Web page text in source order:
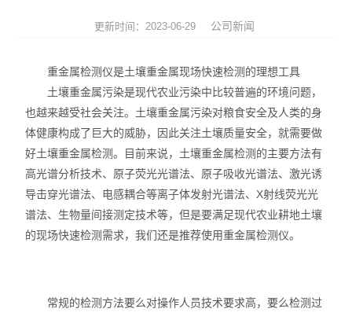
ROHS分析仪
卤素检测仪
环保检测仪
液相色谱仪
合金分析仪
更新时间：2023-06-29 公司新闻
重金属检测仪是土壤重金属现场快速检测的理想工具
土壤重金属污染是现代农业污染中比较普遍的环境问题，
也越来越受社会关注。土壤重金属污染对粮食安全及人类的身
体健康构成了巨大的威胁，因此关注土壤质量安全，就需要做
好土壤重金属检测。目前来说，土壤重金属检测的主要方法有
高光谱分析技术、原子荧光光谱法、原子吸收光谱法、激光诱
导击穿光谱法、电感耦合等离子体发射光谱法、X射线荧光光
谱法、生物量间接测定技术等，但是要满足现代农业耕地土壤
的现场快速检测需求，我们还是推荐使用重金属检测仪。
常规的检测方法要么对操作人员技术要求高，要么检测过